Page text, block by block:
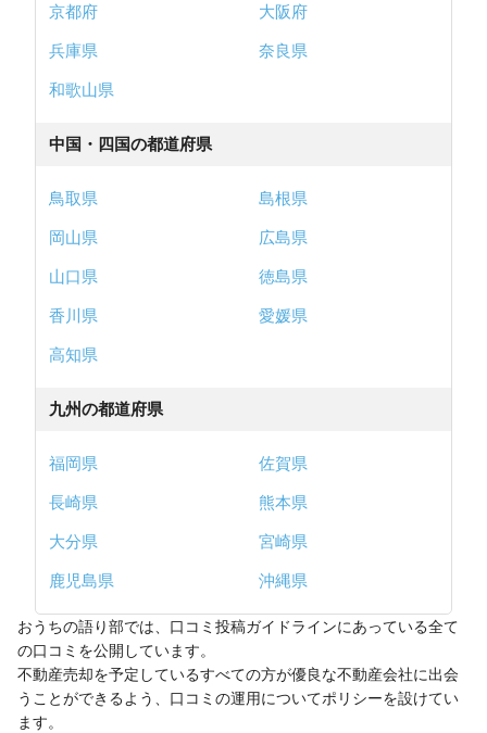
京都府
大阪府
兵庫県
奈良県
和歌山県
中国・四国の都道府県
鳥取県
島根県
岡山県
広島県
山口県
徳島県
香川県
愛媛県
高知県
九州の都道府県
福岡県
佐賀県
長崎県
熊本県
大分県
宮崎県
鹿児島県
沖縄県
おうちの語り部では、口コミ投稿ガイドラインにあっている全て
の口コミを公開しています。
不動産売却を予定しているすべての方が優良な不動産会社に出会
うことができるよう、口コミの運用についてポリシーを設けてい
ます。